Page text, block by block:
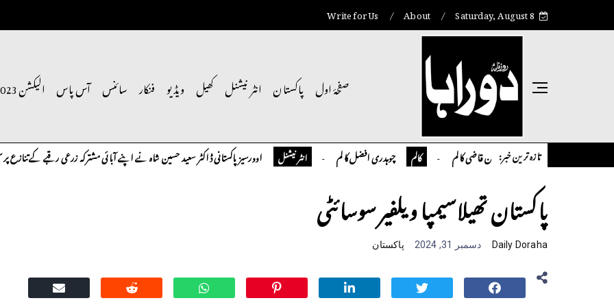
Saturday, August 8
About
Write for Us
صفحۂ اول پاکستان انٹر نیشنل کھیل ویڈیو فنکار سائنس آس پاس الیکشن 2023
تازہ ترین خبر:
تمیور سلمان قاضی کالم کالم چوہدری افضل کالم انٹر نیشنل اوورسیز پاکستانی ڈاکٹر سعید حسین شاہ نے اپنے آبائی مشترکہ زرعی رقبے کے تنازع پر
پاکستان تھیلاسیمپا ویلفیر سوسائٹی
Daily Doraha دسمبر 31, 2024 پاکستان